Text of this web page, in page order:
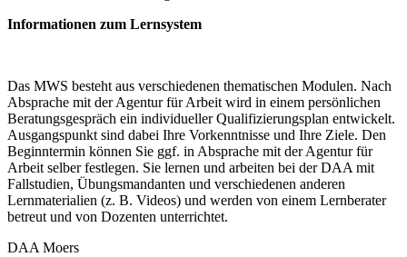
Informationen zum Lernsystem
Das MWS besteht aus verschiedenen thematischen Modulen. Nach
Absprache mit der Agentur für Arbeit wird in einem persönlichen
Beratungsgespräch ein individueller Qualifizierungsplan entwickelt.
Ausgangspunkt sind dabei Ihre Vorkenntnisse und Ihre Ziele. Den
Beginntermin können Sie ggf. in Absprache mit der Agentur für
Arbeit selber festlegen. Sie lernen und arbeiten bei der DAA mit
Fallstudien, Übungsmandanten und verschiedenen anderen
Lernmaterialien (z. B. Videos) und werden von einem Lernberater
betreut und von Dozenten unterrichtet.
DAA Moers